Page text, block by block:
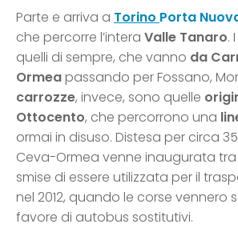
Parte e arriva a Torino Porta
che percorre l’intera Valle Tanaro.
quelli di sempre, che vanno da
Ormeapassando per Fossano,
carrozze, invece, sono quelle
Ottocento, che percorrono una
ormai in disuso. Distesa per circa
Ceva-Ormea venne inaugurata tra il
smise di essere utilizzata per il
nel 2012, quando le corse vennero
favore di autobus sostitutivi.